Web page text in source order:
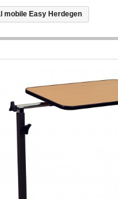
mobile Easy Herdegen